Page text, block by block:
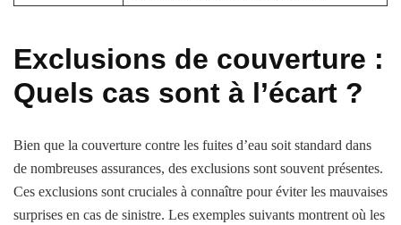
Exclusions de couverture :
Quels cas sont à l’écart ?
Bien que la couverture contre les fuites d’eau soit standard dans
de nombreuses assurances, des exclusions sont souvent présentes.
Ces exclusions sont cruciales à connaître pour éviter les mauvaises
surprises en cas de sinistre. Les exemples suivants montrent où les